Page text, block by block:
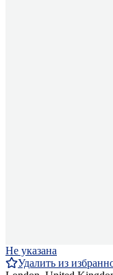
Не указана
Удалить из